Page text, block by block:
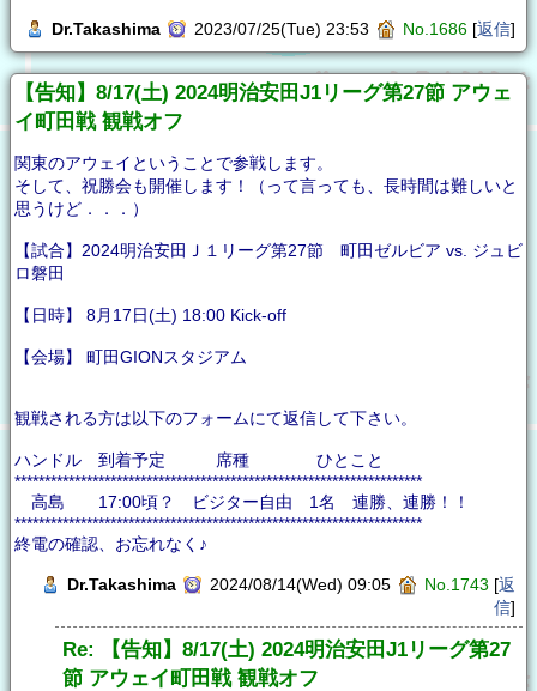
Dr.Takashima 2023/07/25(Tue) 23:53 No.1686 [返信]
【告知】8/17(土) 2024明治安田J1リーグ第27節 アウェ
イ町田戦 観戦オフ
関東のアウェイということで参戦します。
そして、祝勝会も開催します！（って言っても、長時間は難しいと
思うけど．．．）
【試合】2024明治安田Ｊ１リーグ第27節 町田ゼルビア vs. ジュビ
ロ磐田
【日時】 8月17日(土) 18:00 Kick-off
【会場】 町田GIONスタジアム
観戦される方は以下のフォームにて返信して下さい。
ハンドル 到着予定 席種 ひとこと
********************************************************************
高島 17:00頃？ ビジター自由 1名 連勝、連勝！！
********************************************************************
終電の確認、お忘れなく♪
Dr.Takashima 2024/08/14(Wed) 09:05 No.1743 [返
信]
Re: 【告知】8/17(土) 2024明治安田J1リーグ第27
節 アウェイ町田戦 観戦オフ